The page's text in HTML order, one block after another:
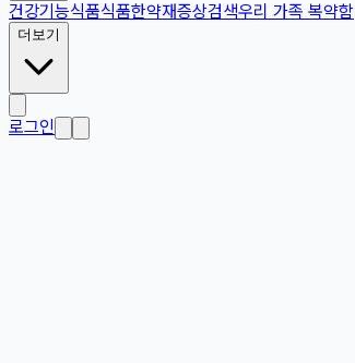
건강기능식품식품한약재증상검색우리 가족 복약함
더보기
로그인